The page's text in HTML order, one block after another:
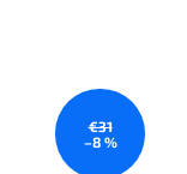
€31
–8 %